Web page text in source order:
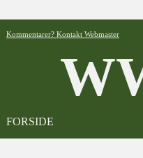
Kommentarer? Kontakt Webmaster
FORSIDE